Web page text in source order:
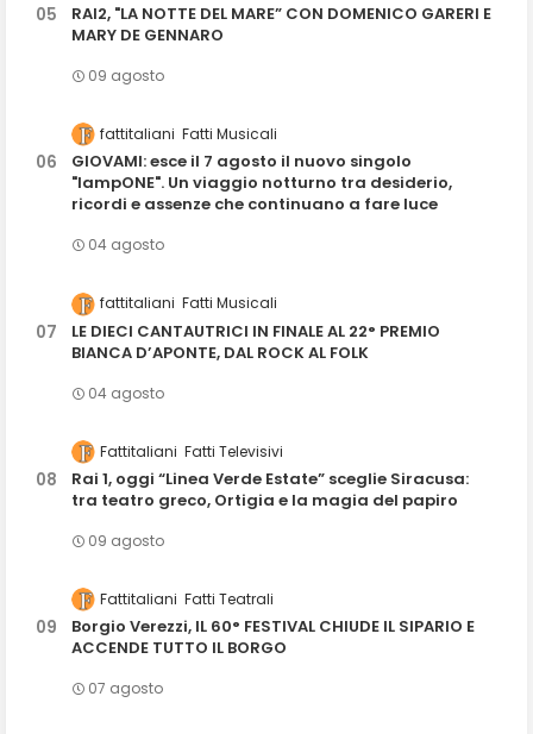
RAI2, "LA NOTTE DEL MARE” CON DOMENICO GARERI E
MARY DE GENNARO
09 agosto
fattitaliani Fatti Musicali
GIOVAMI: esce il 7 agosto il nuovo singolo
"lampONE". Un viaggio notturno tra desiderio,
ricordi e assenze che continuano a fare luce
04 agosto
fattitaliani Fatti Musicali
LE DIECI CANTAUTRICI IN FINALE AL 22° PREMIO
BIANCA D’APONTE, DAL ROCK AL FOLK
04 agosto
Fattitaliani Fatti Televisivi
Rai 1, oggi “Linea Verde Estate” sceglie Siracusa:
tra teatro greco, Ortigia e la magia del papiro
09 agosto
Fattitaliani Fatti Teatrali
Borgio Verezzi, IL 60° FESTIVAL CHIUDE IL SIPARIO E
ACCENDE TUTTO IL BORGO
07 agosto